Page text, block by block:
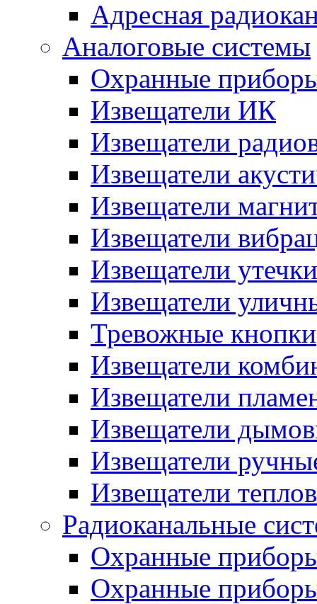
Адресная
Аналоговые системы
Охранные
Извещатели ИК
Извещатели
Извещатели
Извещатели
Извещатели
Извещатели утечки
Извещатели
Тревожные кнопки
Извещатели
Извещатели
Извещатели
Извещатели
Извещатели
Радиоканальные
Охранные
Охранные